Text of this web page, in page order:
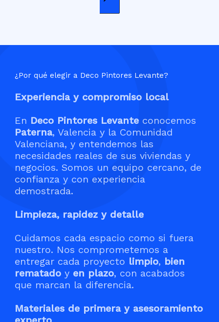
¿Por qué elegir a Deco Pintores Levante?
Experiencia y compromiso local
En Deco Pintores Levante conocemos
Paterna, Valencia y la Comunidad
Valenciana, y entendemos las
necesidades reales de sus viviendas y
negocios. Somos un equipo cercano, de
confianza y con experiencia
demostrada.
Limpieza, rapidez y detalle
Cuidamos cada espacio como si fuera
nuestro. Nos comprometemos a
entregar cada proyecto limpio, bien
rematado y en plazo, con acabados
que marcan la diferencia.
Materiales de primera y asesoramiento